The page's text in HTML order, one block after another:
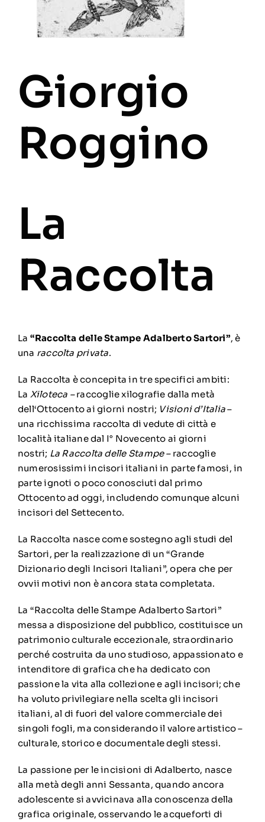
Giorgio
Roggino
La
Raccolta
La “Raccolta delle Stampe Adalberto Sartori”, è
una raccolta privata.
La Raccolta è concepita in tre specifici ambiti:
La Xiloteca –raccoglie xilografie dalla metà
dell‘Ottocento ai giorni nostri; Visioni d’Italia–
una ricchissima raccolta di vedute di città e
località italiane dal I° Novecento ai giorni
nostri; La Raccolta delle Stampe –raccoglie
numerosissimi incisori italiani in parte famosi, in
parte ignoti o poco conosciuti dal primo
Ottocento ad oggi, includendo comunque alcuni
incisori del Settecento.
La Raccolta nasce come sostegno agli studi del
Sartori, per la realizzazione di un “Grande
Dizionario degli Incisori Italiani”, opera che per
ovvii motivi non è ancora stata completata.
La “Raccolta delle Stampe Adalberto Sartori”
messa a disposizione del pubblico, costituisce un
patrimonio culturale eccezionale, straordinario
perché costruita da uno studioso, appassionato e
intenditore di grafica che ha dedicato con
passione la vita alla collezione e agli incisori; che
ha voluto privilegiare nella scelta gli incisori
italiani, al di fuori del valore commerciale dei
singoli fogli, ma considerando il valore artistico –
culturale, storico e documentale degli stessi.
La passione per le incisioni di Adalberto, nasce
alla metà degli anni Sessanta, quando ancora
adolescente si avvicinava alla conoscenza della
grafica originale, osservando le acqueforti di